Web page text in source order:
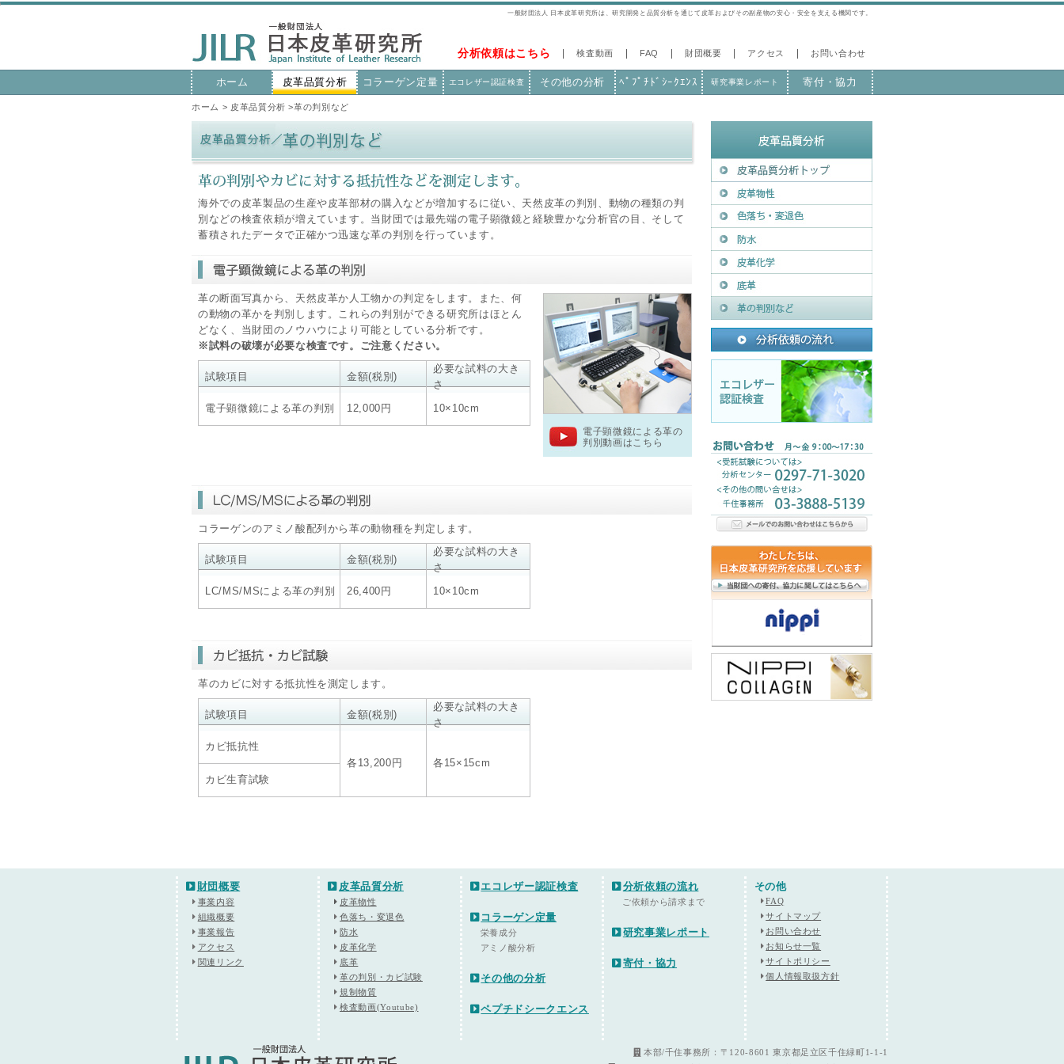
一般財団法人 日本皮革研究所は、研究開発と品質分析を通じて皮革およびその副産物の安心・安全を支える機関です。
分析依頼はこちら 検査動画 FAQ 財団概要 アクセス お問い合わせ
ホーム 皮革品質分析 コラーゲン定量 エコレザー認証検査 その他の分析 ﾍﾟﾌﾟﾁﾄﾞｼｰｸｴﾝｽ 研究事業レポート 寄付・協力
ホーム > 皮革品質分析 >革の判別など
海外での皮革製品の生産や皮革部材の購入などが増加するに従い、天然皮革の判別、動物の種類の判
別などの検査依頼が増えています。当財団では最先端の電子顕微鏡と経験豊かな分析官の目、そして
蓄積されたデータで正確かつ迅速な革の判別を行っています。
革の断面写真から、天然皮革か人工物かの判定をします。また、何
の動物の革かを判別します。これらの判別ができる研究所はほとん
どなく、当財団のノウハウにより可能としている分析です。
※試料の破壊が必要な検査です。ご注意ください。
試験項目 金額(税別)
必要な試料の大き
さ
電子顕微鏡による革の判別
12,000円 10×10cm
電子顕微鏡による革の
判別動画はこちら
コラーゲンのアミノ酸配列から革の動物種を判定します。
試験項目 金額(税別)
必要な試料の大き
さ
LC/MS/MSによる革の判別
26,400円 10×10cm
革のカビに対する抵抗性を測定します。
試験項目 金額(税別)
必要な試料の大き
さ
カビ抵抗性
各13,200円
各15×15cm
カビ生育試験
財団概要
事業内容
組織概要
事業報告
アクセス
関連リンク
皮革品質分析
皮革物性
色落ち・変退色
防水
皮革化学
底革
革の判別・カビ試験
規制物質
検査動画(Youtube)
エコレザー認証検査
コラーゲン定量
栄養成分
アミノ酸分析
その他の分析
ペプチドシークエンス
分析依頼の流れ
ご依頼から請求まで
研究事業レポート
寄付・協力
その他
FAQ
サイトマップ
お問い合わせ
お知らせ一覧
サイトポリシー
個人情報取扱方針
本部/千住事務所：〒120-8601 東京都足立区千住緑町1-1-1